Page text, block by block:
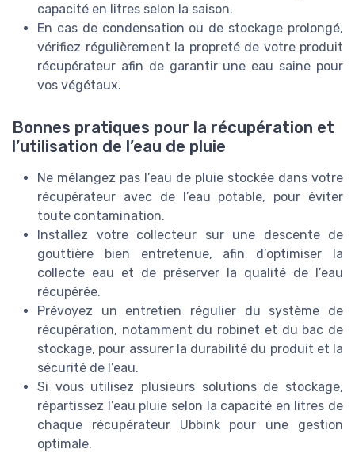
capacité en litres selon la saison.
En cas de condensation ou de stockage prolongé,
vérifiez régulièrement la propreté de votre produit
récupérateur afin de garantir une eau saine pour
vos végétaux.
Bonnes pratiques pour la récupération et
l’utilisation de l’eau de pluie
Ne mélangez pas l’eau de pluie stockée dans votre
récupérateur avec de l’eau potable, pour éviter
toute contamination.
Installez votre collecteur sur une descente de
gouttière bien entretenue, afin d’optimiser la
collecte eau et de préserver la qualité de l’eau
récupérée.
Prévoyez un entretien régulier du système de
récupération, notamment du robinet et du bac de
stockage, pour assurer la durabilité du produit et la
sécurité de l’eau.
Si vous utilisez plusieurs solutions de stockage,
répartissez l’eau pluie selon la capacité en litres de
chaque récupérateur Ubbink pour une gestion
optimale.